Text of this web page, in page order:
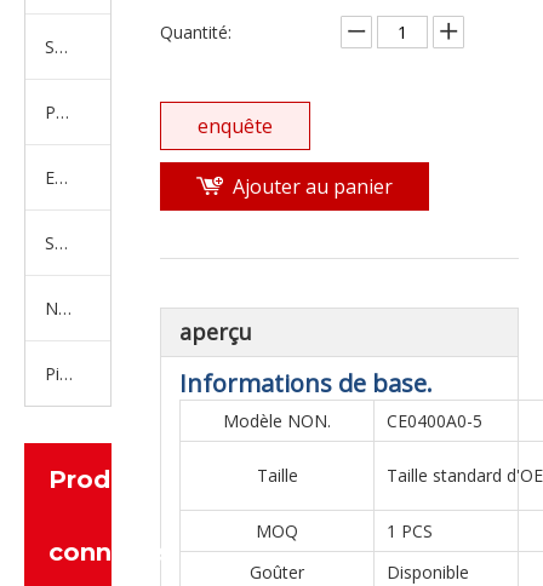
Système de direction
Produits en caoutchouc
Embrayage Série
Série de bras de réglage
Nouvelles pièces de camion d'énergie
Pièces de moteur
Produits
connexes
Quantité:
enquête
Ajouter au panier
aperçu
Informations de base.
Modèle NON. CE0400A0-5
Taille Taille standard
MOQ
1 PCS
Goûter
Disponible